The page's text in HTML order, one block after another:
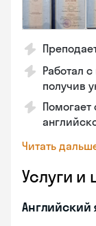
Работал
получив
Помогает
Читать
Услуги и
Английский